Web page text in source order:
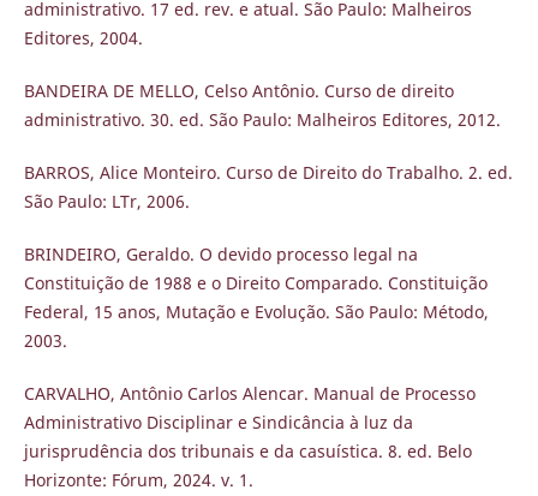
administrativo. 17 ed. rev. e atual. São Paulo: Malheiros
Editores, 2004.
BANDEIRA DE MELLO, Celso Antônio. Curso de direito
administrativo. 30. ed. São Paulo: Malheiros Editores, 2012.
BARROS, Alice Monteiro. Curso de Direito do Trabalho. 2. ed.
São Paulo: LTr, 2006.
BRINDEIRO, Geraldo. O devido processo legal na
Constituição de 1988 e o Direito Comparado. Constituição
Federal, 15 anos, Mutação e Evolução. São Paulo: Método,
2003.
CARVALHO, Antônio Carlos Alencar. Manual de Processo
Administrativo Disciplinar e Sindicância à luz da
jurisprudência dos tribunais e da casuística. 8. ed. Belo
Horizonte: Fórum, 2024. v. 1.